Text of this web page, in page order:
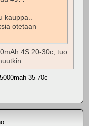
kauppa..
otetaan
4S 20-30c, tuo
35-70c